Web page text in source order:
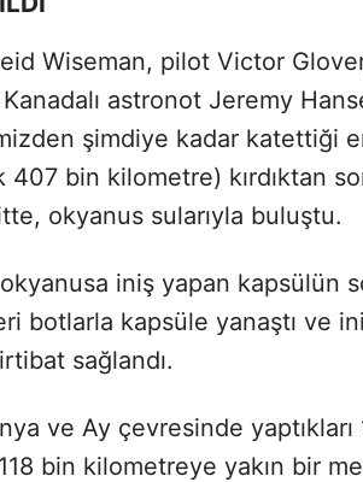
Wiseman, pilot Victor
astronot Jeremy
şimdiye kadar katettiği
bin kilometre) kırdıktan
okyanus sularıyla buluştu.
iniş yapan kapsülün
botlarla kapsüle yanaştı ve
sağlandı.
ve Ay çevresinde
bin kilometreye yakın bir